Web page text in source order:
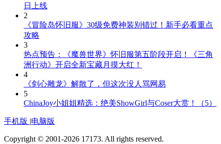
日上线
2
《冒险岛怀旧服》30级免费神装别错过！新手必看重点
攻略
3
热点预告：《魔兽世界》怀旧服第五阶段开启！《三角
洲行动》开启全新宝藏月摸大红！
4
《剑心雕龙》解散了，但这次没人骂网易
5
ChinaJoy小姐姐精选：绝美ShowGirl与Coser大赏！（5）
手机版 |电脑版
Copyright © 2001-2026 17173. All rights reserved.